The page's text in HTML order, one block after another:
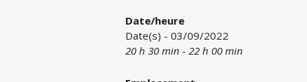
Date/heure
Date(s) - 03/09/2022
20 h 30 min - 22 h 00 min